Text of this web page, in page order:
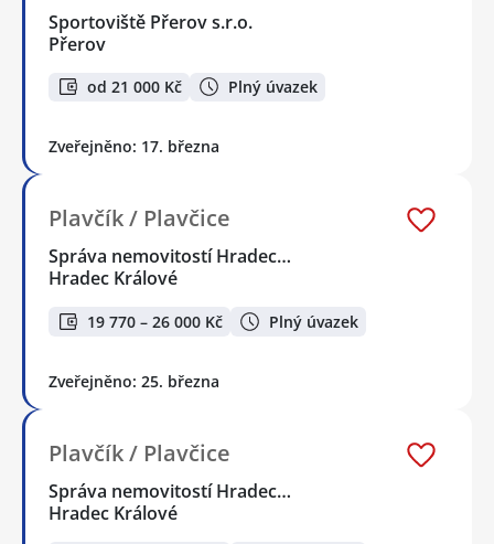
Sportoviště Přerov s.r.o.
Přerov
od 21 000 Kč Plný úvazek
Zveřejněno: 17. března
Plavčík / Plavčice
Správa nemovitostí Hradec…
Hradec Králové
19 770 – 26 000 Kč Plný úvazek
Zveřejněno: 25. března
Plavčík / Plavčice
Správa nemovitostí Hradec…
Hradec Králové